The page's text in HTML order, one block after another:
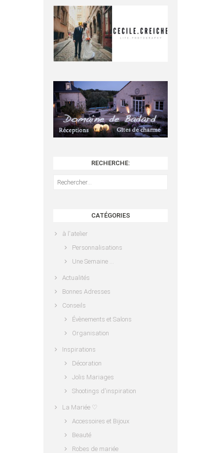
RECHERCHE:
Rechercher :
CATÉGORIES
à l'atelier
Personnalisations
Une Semaine …
Actualités
Bonnes Adresses
Conseils
Évènements et Salons
Organisation
Inspirations
Décoration
Jolis Mariages
Shootings d'inspiration
La Mariée ♡
Accessoires et Bijoux
Beauté
Robes de mariée